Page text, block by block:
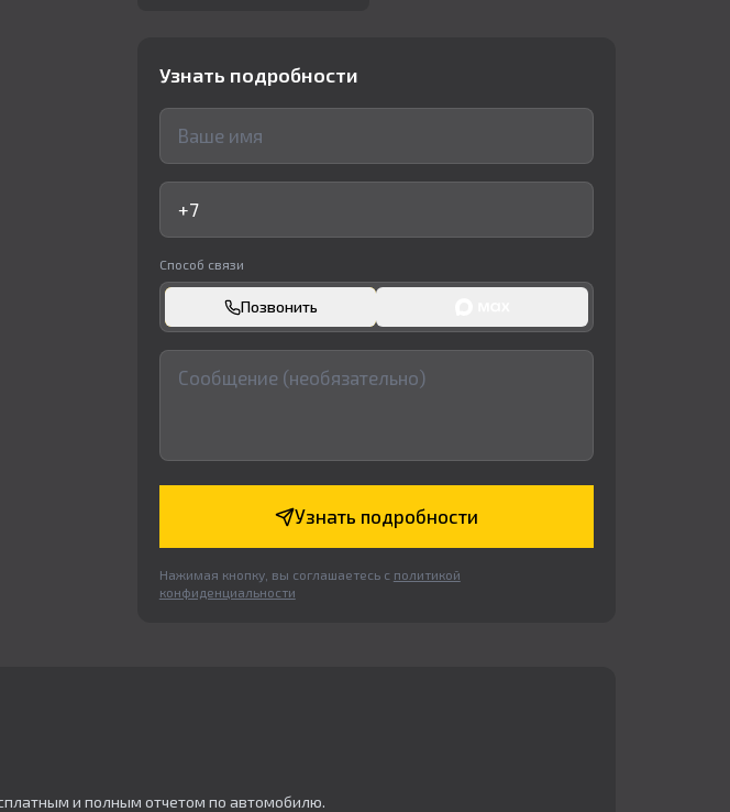
Узнать подробности
Способ связи
Позвонить
Узнать подробности
Нажимая кнопку, вы соглашаетесь с политикой
конфиденциальности
и полным отчетом по автомобилю.